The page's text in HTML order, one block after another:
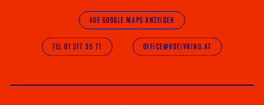
AUF GOOGLE MAPS ANZEIGEN
TEL 01 317 35 71 OFFICE@VOTIVKINO.AT